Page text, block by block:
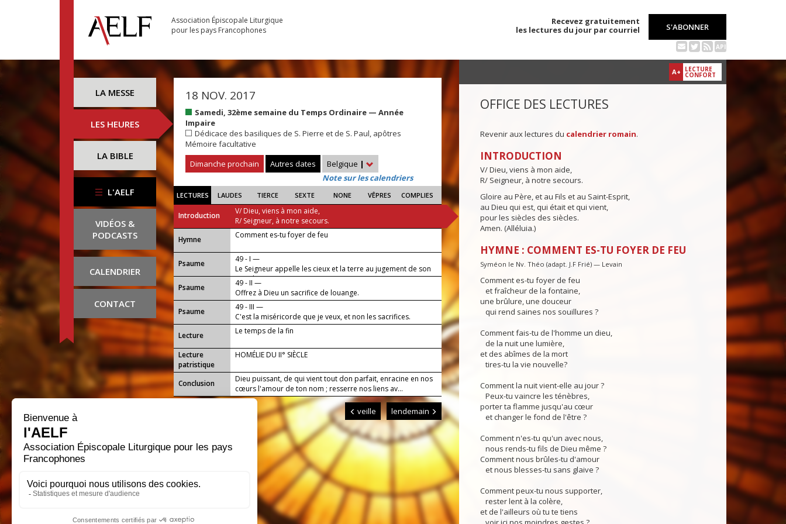
Association Épiscopale Liturgique
pour les pays Francophones
Recevez gratuitement
les lectures du jour par courriel
S'ABONNER
API
LA MESSE
LES HEURES
LA BIBLE
L'AELF
VIDÉOS &
PODCASTS
CALENDRIER
CONTACT
18 NOV. 2017
Samedi, 32ème semaine du Temps Ordinaire — Année
Impaire
Dédicace des basiliques de S. Pierre et de S. Paul, apôtres
Mémoire facultative
Dimanche prochain
Autres dates Belgique |
Note sur les calendriers
LECTURES LAUDES TIERCE SEXTE NONE VÊPRES COMPLIES
Introduction
V/ Dieu, viens à mon aide,
R/ Seigneur, à notre secours.
...
Hymne Comment es-tu foyer de feu
Psaume
49 - I —
Le Seigneur appelle les cieux et la terre au jugement de son
peuple.
Psaume
49 - II —
Offrez à Dieu un sacrifice de louange.
Psaume
49 - III —
C'est la miséricorde que je veux, et non les sacrifices.
Lecture
Le temps de la fin
Lecture
patristique
HOMÉLIE DU II° SIÈCLE
Conclusion
Dieu puissant, de qui vient tout don parfait, enracine en nos
cœurs l'amour de ton nom ; resserre nos liens av...
veille lendemain
A+ LECTURE
CONFORT
OFFICE DES LECTURES
Revenir aux lectures du calendrier romain.
INTRODUCTION
V/ Dieu, viens à mon aide,
R/ Seigneur, à notre secours.
Gloire au Père, et au Fils et au Saint-Esprit,
au Dieu qui est, qui était et qui vient,
pour les siècles des siècles.
Amen. (Alléluia.)
HYMNE : COMMENT ES-TU FOYER DE FEU
Syméon le Nv. Théo (adapt. J.F Frié) — Levain
Comment es-tu foyer de feu
et fraîcheur de la fontaine,
une brûlure, une douceur
qui rend saines nos souillures ?
Comment fais-tu de l'homme un dieu,
de la nuit une lumière,
et des abîmes de la mort
tires-tu la vie nouvelle?
Comment la nuit vient-elle au jour ?
Peux-tu vaincre les ténèbres,
porter ta flamme jusqu'au cœur
et changer le fond de l'être ?
Comment n'es-tu qu'un avec nous,
nous rends-tu fils de Dieu même ?
Comment nous brûles-tu d'amour
et nous blesses-tu sans glaive ?
Comment peux-tu nous supporter,
rester lent à la colère,
et de l'ailleurs où tu te tiens